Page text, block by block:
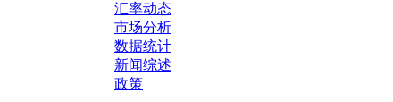
汇率动态
市场分析
数据统计
新闻综述
政策